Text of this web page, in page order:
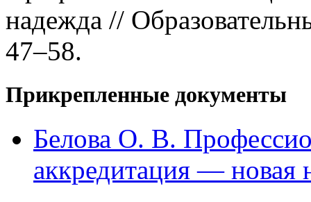
надежда //
47–58.
Прикрепленные документы
Белова О. В.
аккредитация — новая